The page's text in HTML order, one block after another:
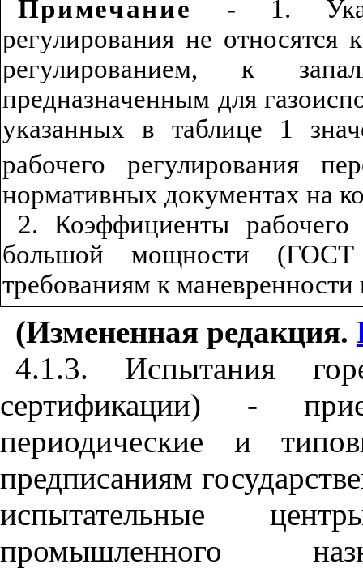
Примечание - 1.
регулирования не
регулированием, к
предназначенным для
указанных в таблице 1
рабочего регулирования
нормативных документах на
2. Коэффициенты рабочего
большой мощности (ГОСТ
требованиям к маневренности
(Измененная редакция.
4.1.3. Испытания
сертификации) -
периодические и
предписаниям
испытательные
промышленного